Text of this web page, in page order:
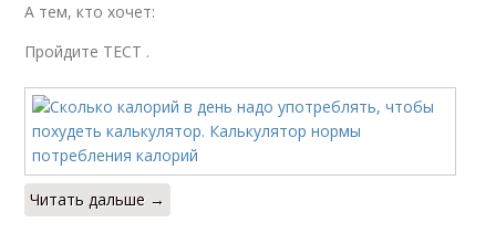
А тем, кто хочет:
Пройдите ТЕСТ .
Читать дальше →